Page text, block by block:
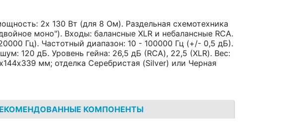
2х 130 Вт (для 8 Ом). Раздельная схемотехника
моно"). Входы: балансные XLR и небалансные RCA.
Гц). Частотный диапазон: 10 - 100000 Гц (+/- 0,5 дБ).
120 дБ. Уровень гейна: 26,5 дБ (RCA), 22,5 (XLR). Вес:
мм; отделка Серебристая (Silver) или Черная
КОМПОНЕНТЫ